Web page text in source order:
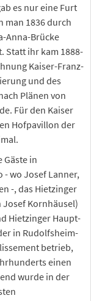
es nur eine Furt
man 1836 durch
Anna-Brücke
Statt ihr kam 1888-
Kaiser-Franz-
und des
Plänen von
Für den Kaiser
Hofpavillon der
in
- wo Josef Lanner,
-, das Hietzinger
Josef Kornhäusel)
Hietzinger Haupt-
in Rudolfsheim-
betrieb,
einen
wurde in der